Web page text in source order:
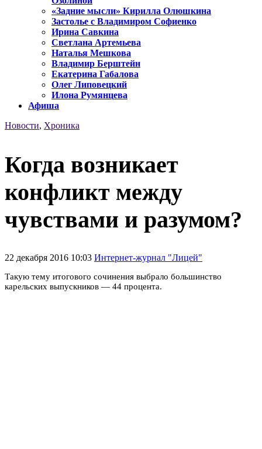
«Задние мысли» Кирилла Олюшкина
Застолье с Владимиром Софиенко
Ирина Савкина
Светлана Артемьева
Наталья Мешкова
Владимир Берштейн
Екатерина Габалова
Олег Липовецкий
Илона Румянцева
Афиша
Новости, Хроника
Когда возникает
конфликт между
чувствами и разумом?
22 декабря 2016 10:03 Интернет-журнал "Лицей"
Такую тему итогового сочинения выбрало большинство
карельских выпускников — 44 процента.